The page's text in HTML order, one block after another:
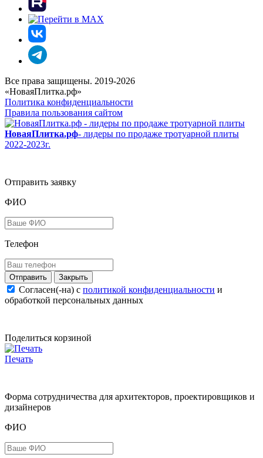
Все права защищены. 2019-2026
«НоваяПлитка.рф»
Политика конфиденциальности
Правила пользования сайтом
НоваяПлитка.рф- лидеры по продаже тротуарной плиты
2022-2023г.
Отправить заявку
ФИО
Телефон
Закрыть
Согласен(-на) c политикой конфиденциальности и
обработкой персональных данных
Поделиться корзиной
Печать
Форма сотрудничества для архитекторов, проектировщиков и
дизайнеров
ФИО